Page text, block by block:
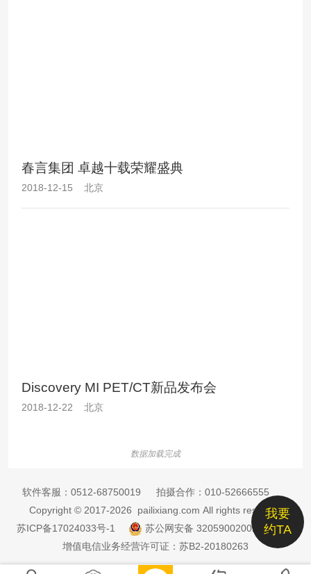
春言集团 卓越十载荣耀盛典
2018-12-15 北京
Discovery MI PET/CT新品发布会
2018-12-22 北京
数据加载完成
我要
约TA
软件客服： 0512-68750019 拍摄合作： 010-52666555
Copyright © 2017-2026 pailixiang.com All rights reserved
苏ICP备17024033号-1
苏公网安备 32059002002885号
增值电信业务经营许可证：苏B2-20180263